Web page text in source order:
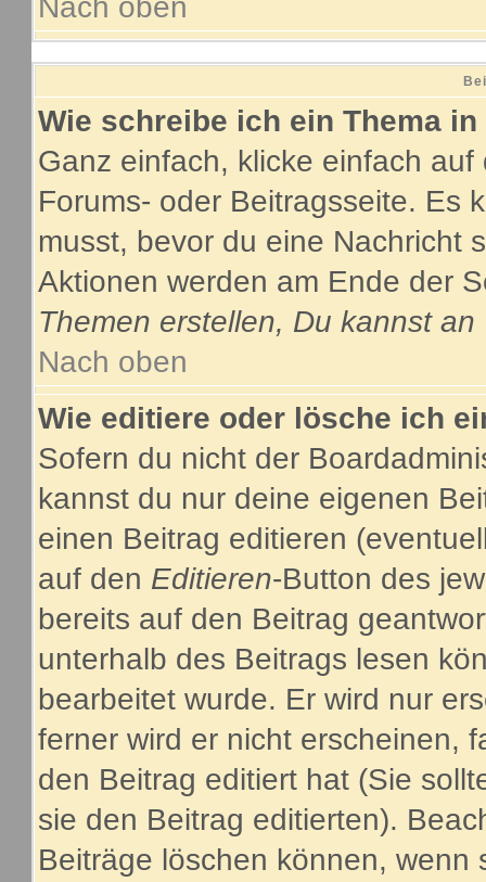
Nach oben
Wie schreibe ich ein Thema
Ganz einfach, klicke einfach
Forums- oder Beitragsseite. Es
musst, bevor du eine Nachricht
Aktionen werden am Ende der
Themen erstellen, Du kannst
Nach oben
Wie editiere oder lösche ich
Sofern du nicht der
kannst du nur deine eigenen
einen Beitrag editieren
auf den Editieren-Button des
bereits auf den Beitrag
unterhalb des Beitrags lesen
bearbeitet wurde. Er wird nur
ferner wird er nicht erscheinen,
den Beitrag editiert hat (Sie
sie den Beitrag editierten).
Beiträge löschen können,